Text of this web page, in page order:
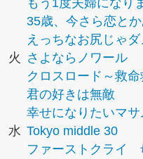
もう1度夫婦になり
35歳、今さら恋と
えっちなお尻じゃダ
火
さよならノワール
クロスロード～救
君の好きは無敵
幸せになりたいマ
水 Tokyo middle 30
ファーストクライ